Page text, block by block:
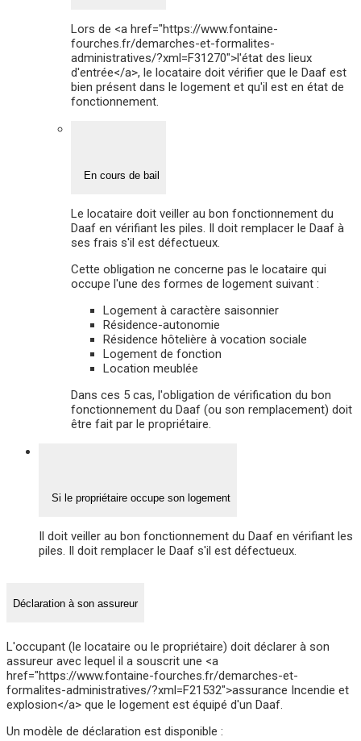
Lors de <a href="https://www.fontaine-
fourches.fr/demarches-et-formalites-
administratives/?xml=F31270">l'état des lieux
d'entrée</a>, le locataire doit vérifier que le Daaf est
bien présent dans le logement et qu'il est en état de
fonctionnement.
En cours de bail
Le locataire doit veiller au bon fonctionnement du
Daaf en vérifiant les piles. Il doit remplacer le Daaf à
ses frais s'il est défectueux.
Cette obligation ne concerne pas le locataire qui
occupe l'une des formes de logement suivant :
Logement à caractère saisonnier
Résidence-autonomie
Résidence hôtelière à vocation sociale
Logement de fonction
Location meublée
Dans ces 5 cas, l'obligation de vérification du bon
fonctionnement du Daaf (ou son remplacement) doit
être fait par le propriétaire.
Si le propriétaire occupe son logement
Il doit veiller au bon fonctionnement du Daaf en vérifiant les
piles. Il doit remplacer le Daaf s'il est défectueux.
Déclaration à son assureur
L'occupant (le locataire ou le propriétaire) doit déclarer à son
assureur avec lequel il a souscrit une <a
href="https://www.fontaine-fourches.fr/demarches-et-
formalites-administratives/?xml=F21532">assurance Incendie et
explosion</a> que le logement est équipé d'un Daaf.
Un modèle de déclaration est disponible :